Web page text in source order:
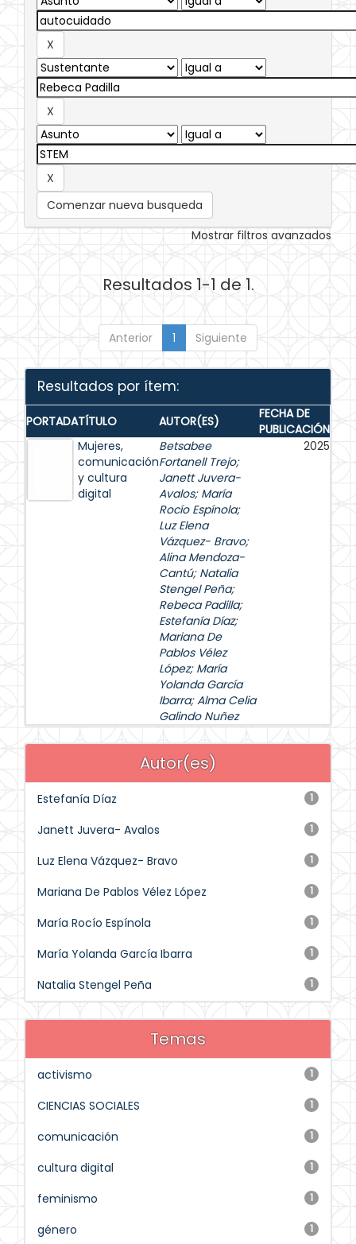
Comenzar nueva busqueda
Mostrar filtros avanzados
Resultados 1-1 de 1.
Anterior 1 Siguiente
Resultados por ítem:
PORTADATÍTULO AUTOR(ES)
FECHA DE
PUBLICACIÓN
Mujeres,
comunicación
y cultura
digital
Betsabee
Fortanell Trejo;
Janett Juvera-
Avalos; María
Rocío Espínola;
Luz Elena
Vázquez- Bravo;
Alina Mendoza-
Cantú; Natalia
Stengel Peña;
Rebeca Padilla;
Estefanía Díaz;
Mariana De
Pablos Vélez
López; María
Yolanda García
Ibarra;Alma Celia
Galindo Nuñez
2025
Autor(es)
1
Estefanía Díaz
1
Janett Juvera- Avalos
1
Luz Elena Vázquez- Bravo
1
Mariana De Pablos Vélez López
1
María Rocío Espínola
1
María Yolanda García Ibarra
1
Natalia Stengel Peña
Temas
1
activismo
1
CIENCIAS SOCIALES
1
comunicación
1
cultura digital
1
feminismo
1
género